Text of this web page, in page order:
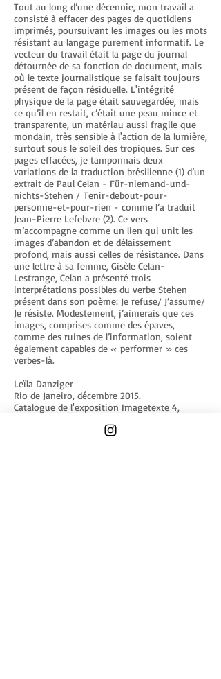
Tout au long d’une décennie, mon travail a
consisté à effacer des pages de quotidiens
imprimés, poursuivant les images ou les mots
résistant au langage purement informatif. Le
vecteur du travail était la page du journal
détournée de sa fonction de document, mais
où le texte journalistique se faisait toujours
présent de façon résiduelle. L'intégrité
physique de la page était sauvegardée, mais
ce qu’il en restait, c’était une peau mince et
transparente, un matériau aussi fragile que
mondain, très sensible à l'action de la lumière,
surtout sous le soleil des tropiques. Sur ces
pages effacées, je tamponnais deux
variations de la traduction brésilienne (1) d’un
extrait de Paul Celan - Für-niemand-und-
nichts-Stehen / Tenir-debout-pour-
personne-et-pour-rien - comme l’a traduit
Jean-Pierre Lefebvre (2). Ce vers
m’accompagne comme un lien qui unit les
images d’abandon et de délaissement
profond, mais aussi celles de résistance. Dans
une lettre à sa femme, Gisèle Celan-
Lestrange, Celan a présenté trois
interprétations possibles du verbe Stehen
présent dans son poème: Je refuse/ J’assume/
Je résiste. Modestement, j’aimerais que ces
images, comprises comme des épaves,
comme des ruines de l’information, soient
également capables de « performer » ces
verbes-là.
Leïla Danziger
Rio de Janeiro, décembre 2015.
Catalogue de l'exposition Imagetexte 4,
16 février - 27 avril 2016